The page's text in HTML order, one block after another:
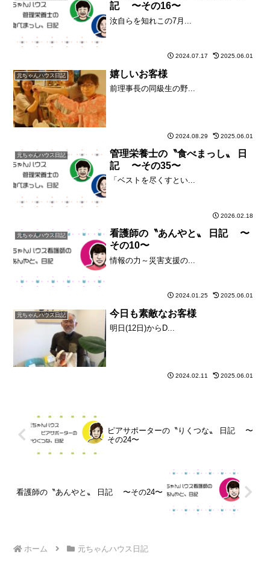
記 〜その16〜
汝自らを知れこの7月...
2024.07.17 2025.06.01
元ちゃんハウス日記 嬉しいお客様
前理事長の同級生の野...
2024.08.29 2025.06.01
元ちゃんハウス日記
管理栄養士の〝食べまっし〟 日
記 〜その35〜
「ベストを尽くすとい...
2026.02.18
元ちゃんハウス日記
看護師の〝あんやと〟 日記 〜
その10〜
情報の力～災害支援の...
2024.01.25 2025.06.01
元ちゃんハウス日記 今日も素敵なお客様
明日(12日)からD...
2024.02.11 2025.06.01
ピアサポーターの〝りくつな〟 日記 〜
その24〜
看護師の〝あんやと〟 日記 〜その24〜
ホーム 元ちゃんハウス日記